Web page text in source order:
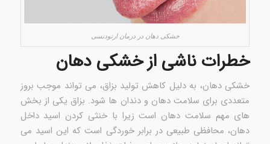
خشکی دهان در درمان ارتودنسی
خطرات ناشی از خشکی دهان
خشکی دهان، به دلیل کاهش تولید بزاق، می تواند موجب بروز
متعددی برای سلامت دهان و دندان ها شود. بزاق یکی از بخش
های مهم سلامت دهان است زیرا با خنثی کردن اسید داخل
دهان، محافظی طبیعی در برابر خوردگی است که این اسید می